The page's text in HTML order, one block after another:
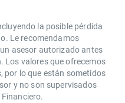
la posible pérdida
Le recomendamos
asesor autorizado antes
Los valores que ofrecemos
por lo que están sometidos
y no son supervisados